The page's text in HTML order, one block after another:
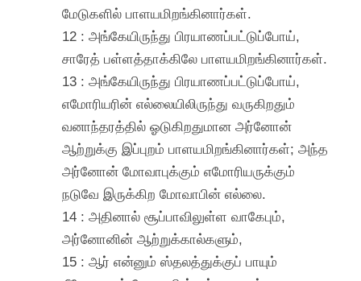
மேடுகளில் பாளயமிறங்கினார்கள்.
12 : அங்கேயிருந்து பிரயாணப்பட்டுப்போய்,
சாரேத் பள்ளத்தாக்கிலே பாளயமிறங்கினார்கள்.
13 : அங்கேயிருந்து பிரயாணப்பட்டுப்போய்,
எமோரியரின் எல்லையிலிருந்து வருகிறதும்
வனாந்தரத்தில் ஓடுகிறதுமான அர்னோன்
ஆற்றுக்கு இப்புறம் பாளயமிறங்கினார்கள்; அந்த
அர்னோன் மோவாபுக்கும் எமோரியருக்கும்
நடுவே இருக்கிற மோவாபின் எல்லை.
14 : அதினால் சூப்பாவிலுள்ள வாகேபும்,
அர்னோனின் ஆற்றுக்கால்களும்,
15 : ஆர் என்னும் ஸ்தலத்துக்குப் பாயும்